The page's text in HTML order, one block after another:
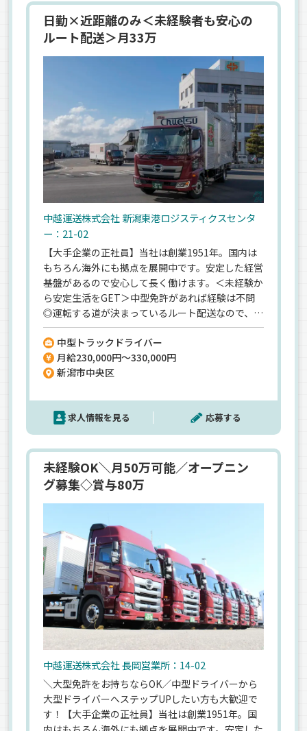
日勤×近距離のみ＜未経験者も安心の
ルート配送＞月33万
中越運送株式会社 新潟東港ロジスティクスセンタ
ー：21-02
【大手企業の正社員】当社は創業1951年。国内は
もちろん海外にも拠点を展開中です。安定した経営
基盤があるので安心して長く働けます。＜未経験か
ら安定生活をGET＞中型免許があれば経験は不問
◎運転する道が決まっているルート配送なので、初
めてドライバーに挑戦する方も始めやすい環境で
す。＜日勤＆近距離のみ＞お任せするのは、新発田
市内全般を中心に食品や家電製品・衣料品などを
配送するお仕事♪毎日、夕方過ぎには退勤できる
魅力＞退職金など大手企業ならではの待遇をGET
できます。
中型トラックドライバー
月給230,000円～330,000円
新潟市中央区
求人情報を見る 応募する
未経験OK＼月50万可能／オープニン
グ募集◇賞与80万
中越運送株式会社 長岡営業所：14-02
＼大型免許をお持ちならOK／中型ドライバーから
大型ドライバーへステップUPしたい方も大歓迎で
す！【大手企業の正社員】当社は創業1951年。国